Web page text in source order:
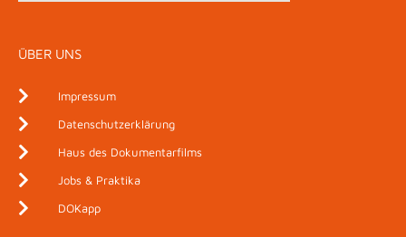
ÜBER UNS
Impressum
Datenschutzerklärung
Haus des Dokumentarfilms
Jobs & Praktika
DOKapp